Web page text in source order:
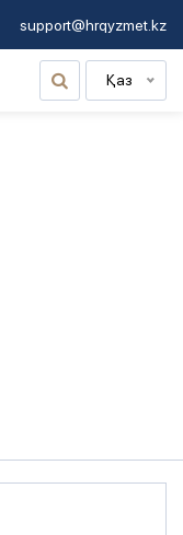
support@hrqyzmet.kz
Қаз